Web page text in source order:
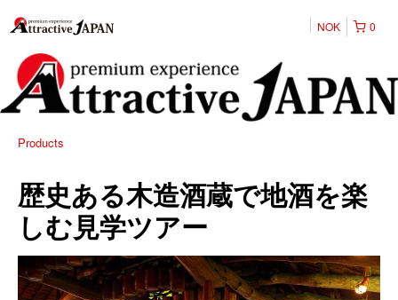
0
NOK
Products
歴史ある木造酒蔵で地酒を楽
しむ見学ツアー